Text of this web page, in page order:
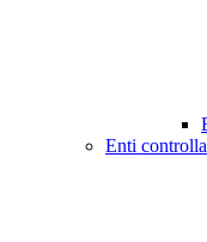
Enti